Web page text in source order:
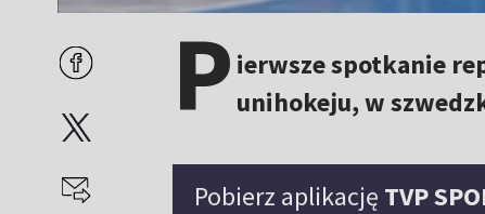
P ierwsze spotkanie
unihokeju, w
Pobierz aplikację TVP